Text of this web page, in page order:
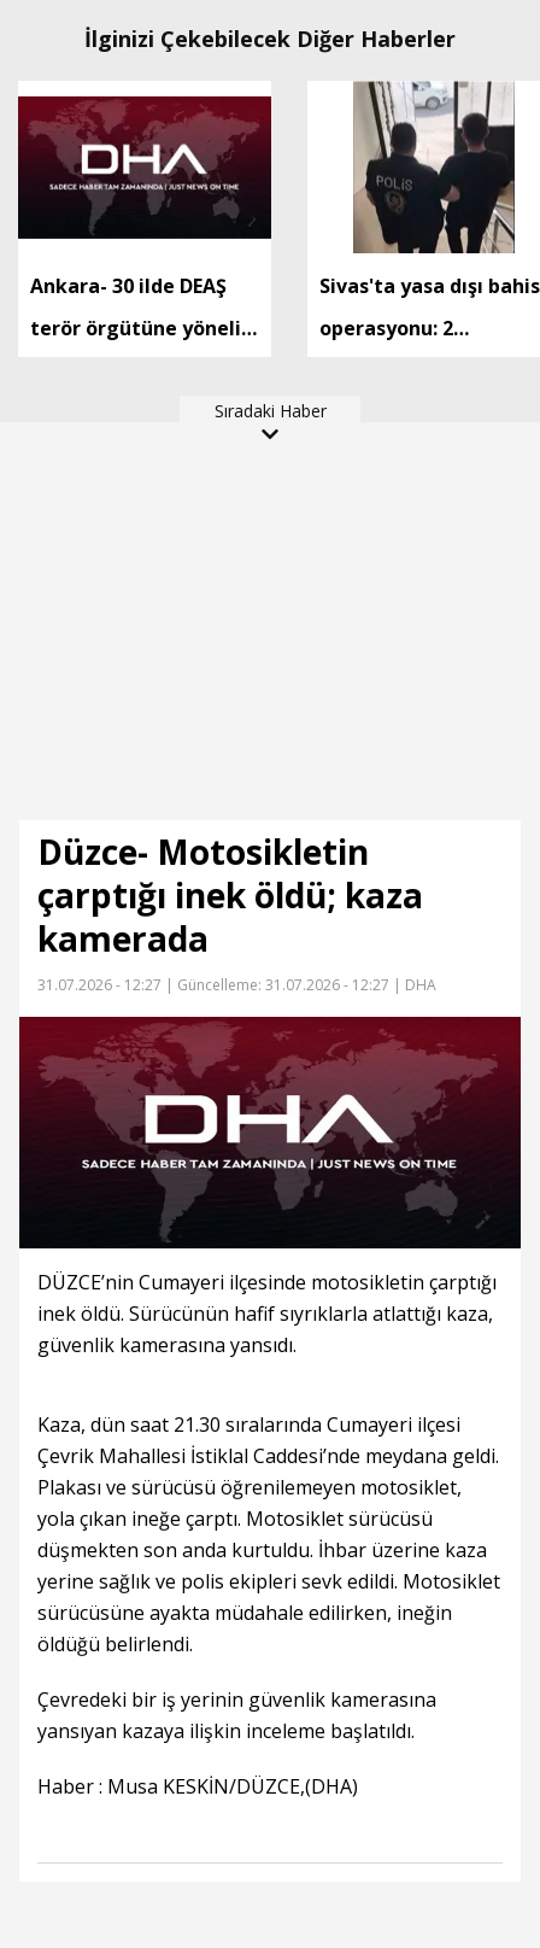
İlginizi Çekebilecek Diğer Haberler
Ankara- 30 ilde DEAŞ
terör örgütüne yönelik
operasyonlarda 104
Sivas'ta yasa dışı bahis
operasyonu: 2
Sıradaki Haber
Düzce- Motosikletin
çarptığı inek öldü; kaza
kamerada
31.07.2026 - 12:27 | Güncelleme: 31.07.2026 - 12:27 | DHA
DÜZCE’nin Cumayeri ilçesinde motosikletin çarptığı
inek öldü. Sürücünün hafif sıyrıklarla atlattığı kaza,
güvenlik kamerasına yansıdı.
Kaza, dün saat 21.30 sıralarında Cumayeri ilçesi
Çevrik Mahallesi İstiklal Caddesi’nde meydana geldi.
Plakası ve sürücüsü öğrenilemeyen motosiklet,
yola çıkan ineğe çarptı. Motosiklet sürücüsü
düşmekten son anda kurtuldu. İhbar üzerine kaza
yerine sağlık ve polis ekipleri sevk edildi. Motosiklet
sürücüsüne ayakta müdahale edilirken, ineğin
öldüğü belirlendi.
Çevredeki bir iş yerinin güvenlik kamerasına
yansıyan kazaya ilişkin inceleme başlatıldı.
Haber : Musa KESKİN/DÜZCE,(DHA)